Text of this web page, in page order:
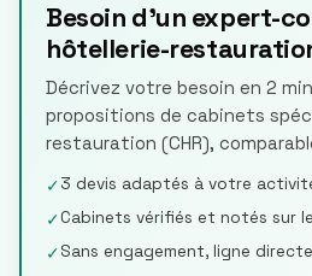
Besoin d'un expert-
hôtellerie-
Décrivez votre besoin en 2
propositions de cabinets
restauration (CHR),
✓3 devis adaptés à votre
✓Cabinets vérifiés et notés sur
✓Sans engagement, ligne